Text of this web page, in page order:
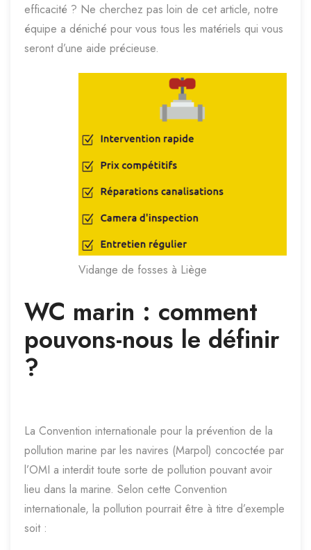
efficacité ? Ne cherchez pas loin de cet article, notre
équipe a déniché pour vous tous les matériels qui vous
seront d’une aide précieuse.
Vidange de fosses à Liège
WC marin : comment
pouvons-nous le définir
?
La Convention internationale pour la prévention de la
pollution marine par les navires (Marpol) concoctée par
l’OMI a interdit toute sorte de pollution pouvant avoir
lieu dans la marine. Selon cette Convention
internationale, la pollution pourrait être à titre d’exemple
soit :